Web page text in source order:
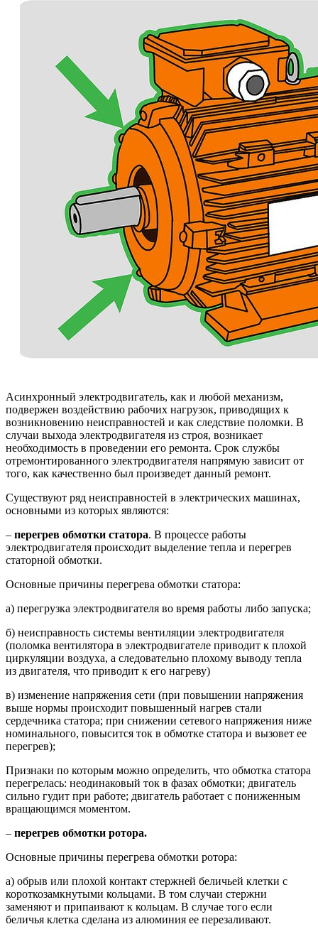
Асинхронный электродвигатель, как и любой механизм,
подвержен воздействию рабочих нагрузок, приводящих к
возникновению неисправностей и как следствие поломки. В
случаи выхода электродвигателя из строя, возникает
необходимость в проведении его ремонта. Срок службы
отремонтированного электродвигателя напрямую зависит от
того, как качественно был произведет данный ремонт.
Существуют ряд неисправностей в электрических машинах,
основными из которых являются:
– перегрев обмотки статора. В процессе работы
электродвигателя происходит выделение тепла и перегрев
статорной обмотки.
Основные причины перегрева обмотки статора:
а) перегрузка электродвигателя во время работы либо запуска;
б) неисправность системы вентиляции электродвигателя
(поломка вентилятора в электродвигателе приводит к плохой
циркуляции воздуха, а следовательно плохому выводу тепла
из двигателя, что приводит к его нагреву)
в) изменение напряжения сети (при повышении напряжения
выше нормы происходит повышенный нагрев стали
сердечника статора; при снижении сетевого напряжения ниже
номинального, повысится ток в обмотке статора и вызовет ее
перегрев);
Признаки по которым можно определить, что обмотка статора
перегрелась: неодинаковый ток в фазах обмотки; двигатель
сильно гудит при работе; двигатель работает с пониженным
вращающимся моментом.
– перегрев обмотки ротора.
Основные причины перегрева обмотки ротора:
а) обрыв или плохой контакт стержней беличьей клетки с
короткозамкнутыми кольцами. В том случаи стержни
заменяют и припаивают к кольцам. В случае того если
беличья клетка сделана из алюминия ее перезаливают.